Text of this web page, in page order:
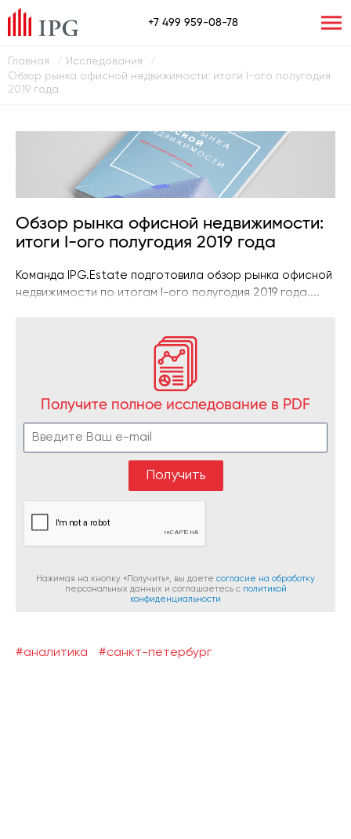
+7 499 959-08-78
Главная / Исследования /
Обзор рынка офисной недвижимости: итоги I-ого полугодия
2019 года
Обзор рынка офисной недвижимости:
итоги I-ого полугодия 2019 года
Команда IPG.Estate подготовила обзор рынка офисной
недвижимости по итогам I-ого полугодия 2019 года....
Получите полное исследование в PDF
Нажимая на кнопку «Получить», вы даете согласие на обработку
персональных данных и соглашаетесь c политикой
конфиденциальности
#аналитика #санкт-петербург